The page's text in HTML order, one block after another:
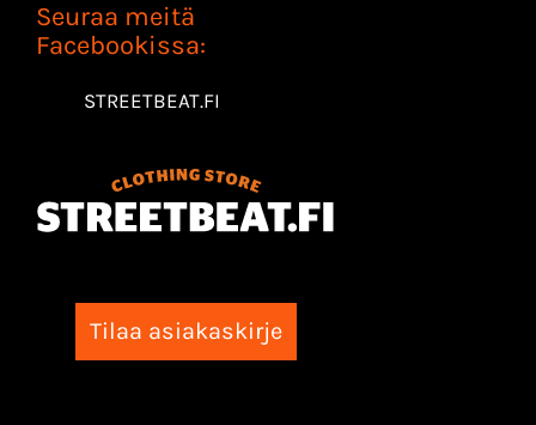
Seuraa meitä
Facebookissa:
STREETBEAT.FI